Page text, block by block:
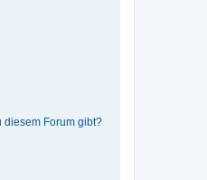
diesem Forum gibt?